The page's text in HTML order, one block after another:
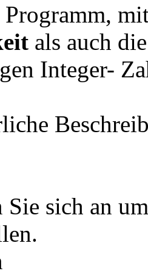
Programm,
als auch
Integer-
sich an